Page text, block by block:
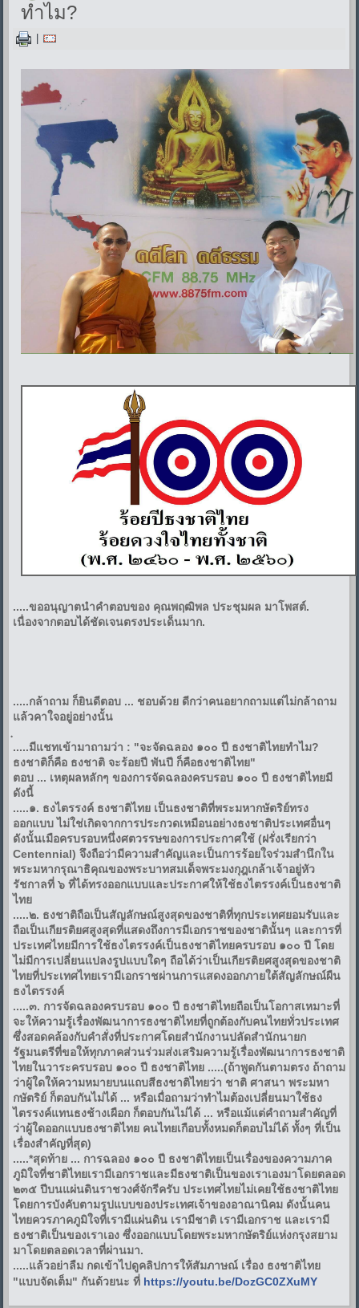
ทำไม?
|
.....ขออนุญาตนำคำตอบของ คุณพฤฒิพล ประชุมผล มาโพสต์.
เนื่องจากตอบได้ชัดเจนตรงประเด็นมาก.
.....กล้าถาม ก็ยินดีตอบ ... ชอบด้วย ดีกว่าคนอยากถามแต่ไม่กล้าถาม
แล้วคาใจอยู่อย่างนั้น
.....มีแชทเข้ามาถามว่า : "จะจัดฉลอง ๑๐๐ ปี ธงชาติไทยทำไม?
ธงชาติก็คือ ธงชาติ จะร้อยปี พันปี ก็คือธงชาติไทย"
ตอบ ... เหตุผลหลักๆ ของการจัดฉลองครบรอบ ๑๐๐ ปี ธงชาติไทยมี
ดังนี้
.....๑. ธงไตรรงค์ ธงชาติไทย เป็นธงชาติที่พระมหากษัตริย์ทรง
ออกแบบ ไม่ใช่เกิดจากการประกวดเหมือนอย่างธงชาติประเทศอื่นๆ
ดังนั้นเมือครบรอบหนึ่งศตวรรษของการประกาศใช้ (ฝรั่งเรียกว่า
Centennial) จึงถือว่ามีความสำคัญและเป็นการร้อยใจร่วมสำนึกใน
พระมหากรุณาธิคุณของพระบาทสมเด็จพระมงกุฎเกล้าเจ้าอยู่หัว
รัชกาลที่ ๖ ที่ได้ทรงออกแบบและประกาศให้ใช้ธงไตรรงค์เป็นธงชาติ
ไทย
.....๒. ธงชาติถือเป็นสัญลักษณ์สูงสุดของชาติที่ทุกประเทศยอมรับและ
ถือเป็นเกียรติยศสูงสุดที่แสดงถึงการมีเอกราชของชาตินั้นๆ และการที่
ประเทศไทยมีการใช้ธงไตรรงค์เป็นธงชาติไทยครบรอบ ๑๐๐ ปี โดย
ไม่มีการเปลี่ยนแปลงรูปแบบใดๆ ถือได้ว่าเป็นเกียรติยศสูงสุดของชาติ
ไทยที่ประเทศไทยเรามีเอกราชผ่านการแสดงออกภายใต้สัญลักษณ์ผืน
ธงไตรรงค์
.....๓. การจัดฉลองครบรอบ ๑๐๐ ปี ธงชาติไทยถือเป็นโอกาสเหมาะที่
จะให้ความรู้เรื่องพัฒนาการธงชาติไทยที่ถูกต้องกับคนไทยทั่วประเทศ
ซึ่งสอดคล้องกับคำสั่งที่ประกาศโดยสำนักงานปลัดสำนักนายก
รัฐมนตรีที่ขอให้ทุกภาคส่วนร่วมส่งเสริมความรู้เรื่องพัฒนาการธงชาติ
ไทยในวาระครบรอบ ๑๐๐ ปี ธงชาติไทย .....(ถ้าพูดกันตามตรง ถ้าถาม
ว่าผู้ใดให้ความหมายบนแถบสีธงชาติไทยว่า ชาติ ศาสนา พระมหา
กษัตริย์ ก็ตอบกันไม่ได้ ... หรือเมื่อถามว่าทำไมต้องเปลี่ยนมาใช้ธง
ไตรรงค์แทนธงช้างเผือก ก็ตอบกันไม่ได้ ... หรือแม้แต่คำถามสำคัญที่
ว่าผู้ใดออกแบบธงชาติไทย คนไทยเกือบทั้งหมดก็ตอบไม่ได้ ทั้งๆ ที่เป็น
เรื่องสำคัญที่สุด)
.....*สุดท้าย ... การฉลอง ๑๐๐ ปี ธงชาติไทยเป็นเรื่องของความภาค
ภูมิใจที่ชาติไทยเรามีเอกราชและมีธงชาติเป็นของเราเองมาโดยตลอด
๒๓๕ ปีบนแผ่นดินราชวงศ์จักรีครับ ประเทศไทยไม่เคยใช้ธงชาติไทย
โดยการบังคับตามรูปแบบของประเทศเจ้าของอาณานิคม ดังนั้นคน
ไทยควรภาคภูมิใจที่เรามีแผ่นดิน เรามีชาติ เรามีเอกราช และเรามี
ธงชาติเป็นของเราเอง ซึ่งออกแบบโดยพระมหากษัตริย์แห่งกรุงสยาม
มาโดยตลอดเวลาที่ผ่านมา.
.....แล้วอย่าลืม กดเข้าไปดูคลิปการให้สัมภาษณ์ เรื่อง ธงชาติไทย
"แบบจัดเต็ม" กันด้วยนะ ที่ https://youtu.be/DozGC0ZXuMY